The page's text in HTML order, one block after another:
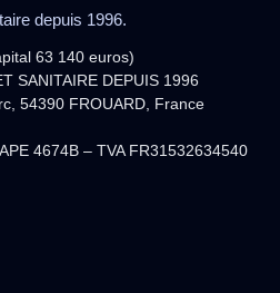
depuis 1996.
63 140 euros)
SANITAIRE DEPUIS 1996
54390 FROUARD, France
4674B – TVA FR31532634540